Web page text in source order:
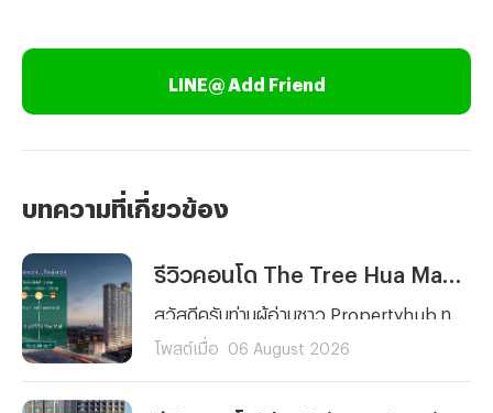
LINE@ Add Friend
บทความที่เกี่ยวข้อง
โพสต์เมื่อ 06 August 2026